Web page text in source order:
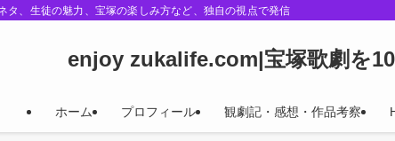
タ、生徒の魅力、宝塚の楽しみ方など、独自の視点で発信
enjoy zukalife.com|宝塚歌劇を
ホーム プロフィール 観劇記・感想・作品考察